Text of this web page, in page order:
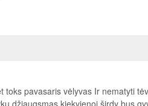
toks pavasaris vėlyvas Ir nematyti
džiaugsmas kiekvienoj širdy bus